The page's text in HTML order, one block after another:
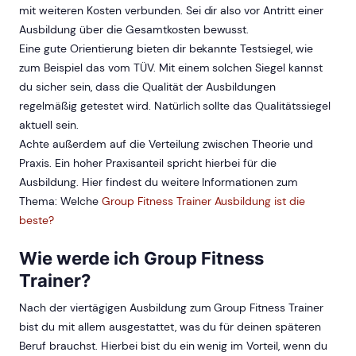
mit weiteren Kosten verbunden. Sei dir also vor Antritt einer
Ausbildung über die Gesamtkosten bewusst.
Eine gute Orientierung bieten dir bekannte Testsiegel, wie
zum Beispiel das vom TÜV. Mit einem solchen Siegel kannst
du sicher sein, dass die Qualität der Ausbildungen
regelmäßig getestet wird. Natürlich sollte das Qualitätssiegel
aktuell sein.
Achte außerdem auf die Verteilung zwischen Theorie und
Praxis. Ein hoher Praxisanteil spricht hierbei für die
Ausbildung. Hier findest du weitere Informationen zum
Thema: Welche Group Fitness Trainer Ausbildung ist die
beste?
Wie werde ich Group Fitness
Trainer?
Nach der viertägigen Ausbildung zum Group Fitness Trainer
bist du mit allem ausgestattet, was du für deinen späteren
Beruf brauchst. Hierbei bist du ein wenig im Vorteil, wenn du